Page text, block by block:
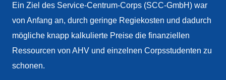
der
Produktseite
gewählt
werden
Ein Ziel des Service-Centrum-Corps (SCC-GmbH) war
von Anfang an, durch geringe Regiekosten und dadurch
mögliche knapp kalkulierte Preise die finanziellen
Ressourcen von AHV und einzelnen Corpsstudenten zu
schonen.